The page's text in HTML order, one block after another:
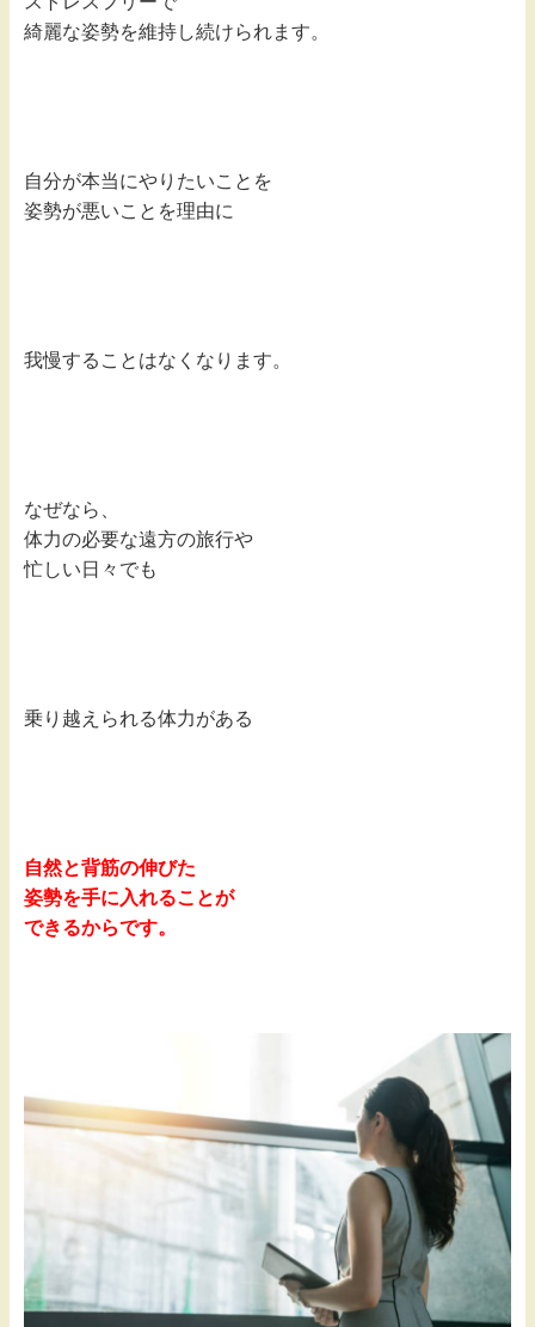
綺麗な姿勢を維持し続けられます。
自分が本当にやりたいことを
姿勢が悪いことを理由に
我慢することはなくなります。
なぜなら、
体力の必要な遠方の旅行や
忙しい日々でも
乗り越えられる体力がある
自然と背筋の伸びた
姿勢を手に入れることが
できるからです。